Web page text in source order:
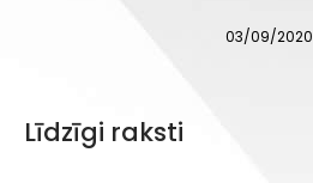
03/09/2020
Līdzīgi raksti